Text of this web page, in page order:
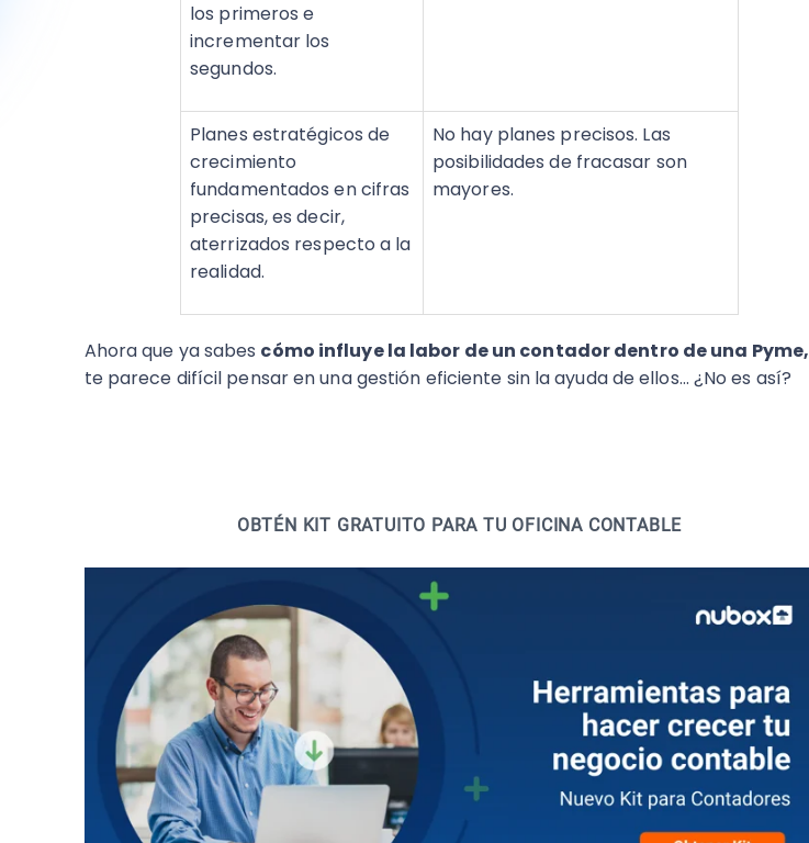
los primeros e
incrementar los
segundos.
Planes estratégicos de
crecimiento
fundamentados en cifras
precisas, es decir,
aterrizados respecto a la
realidad.
No hay planes precisos. Las
posibilidades de fracasar son
mayores.
Ahora que ya sabes cómo influye la labor de un contador dentro de una Pyme,
te parece difícil pensar en una gestión eficiente sin la ayuda de ellos... ¿No es así?
OBTÉN KIT GRATUITO PARA TU OFICINA CONTABLE